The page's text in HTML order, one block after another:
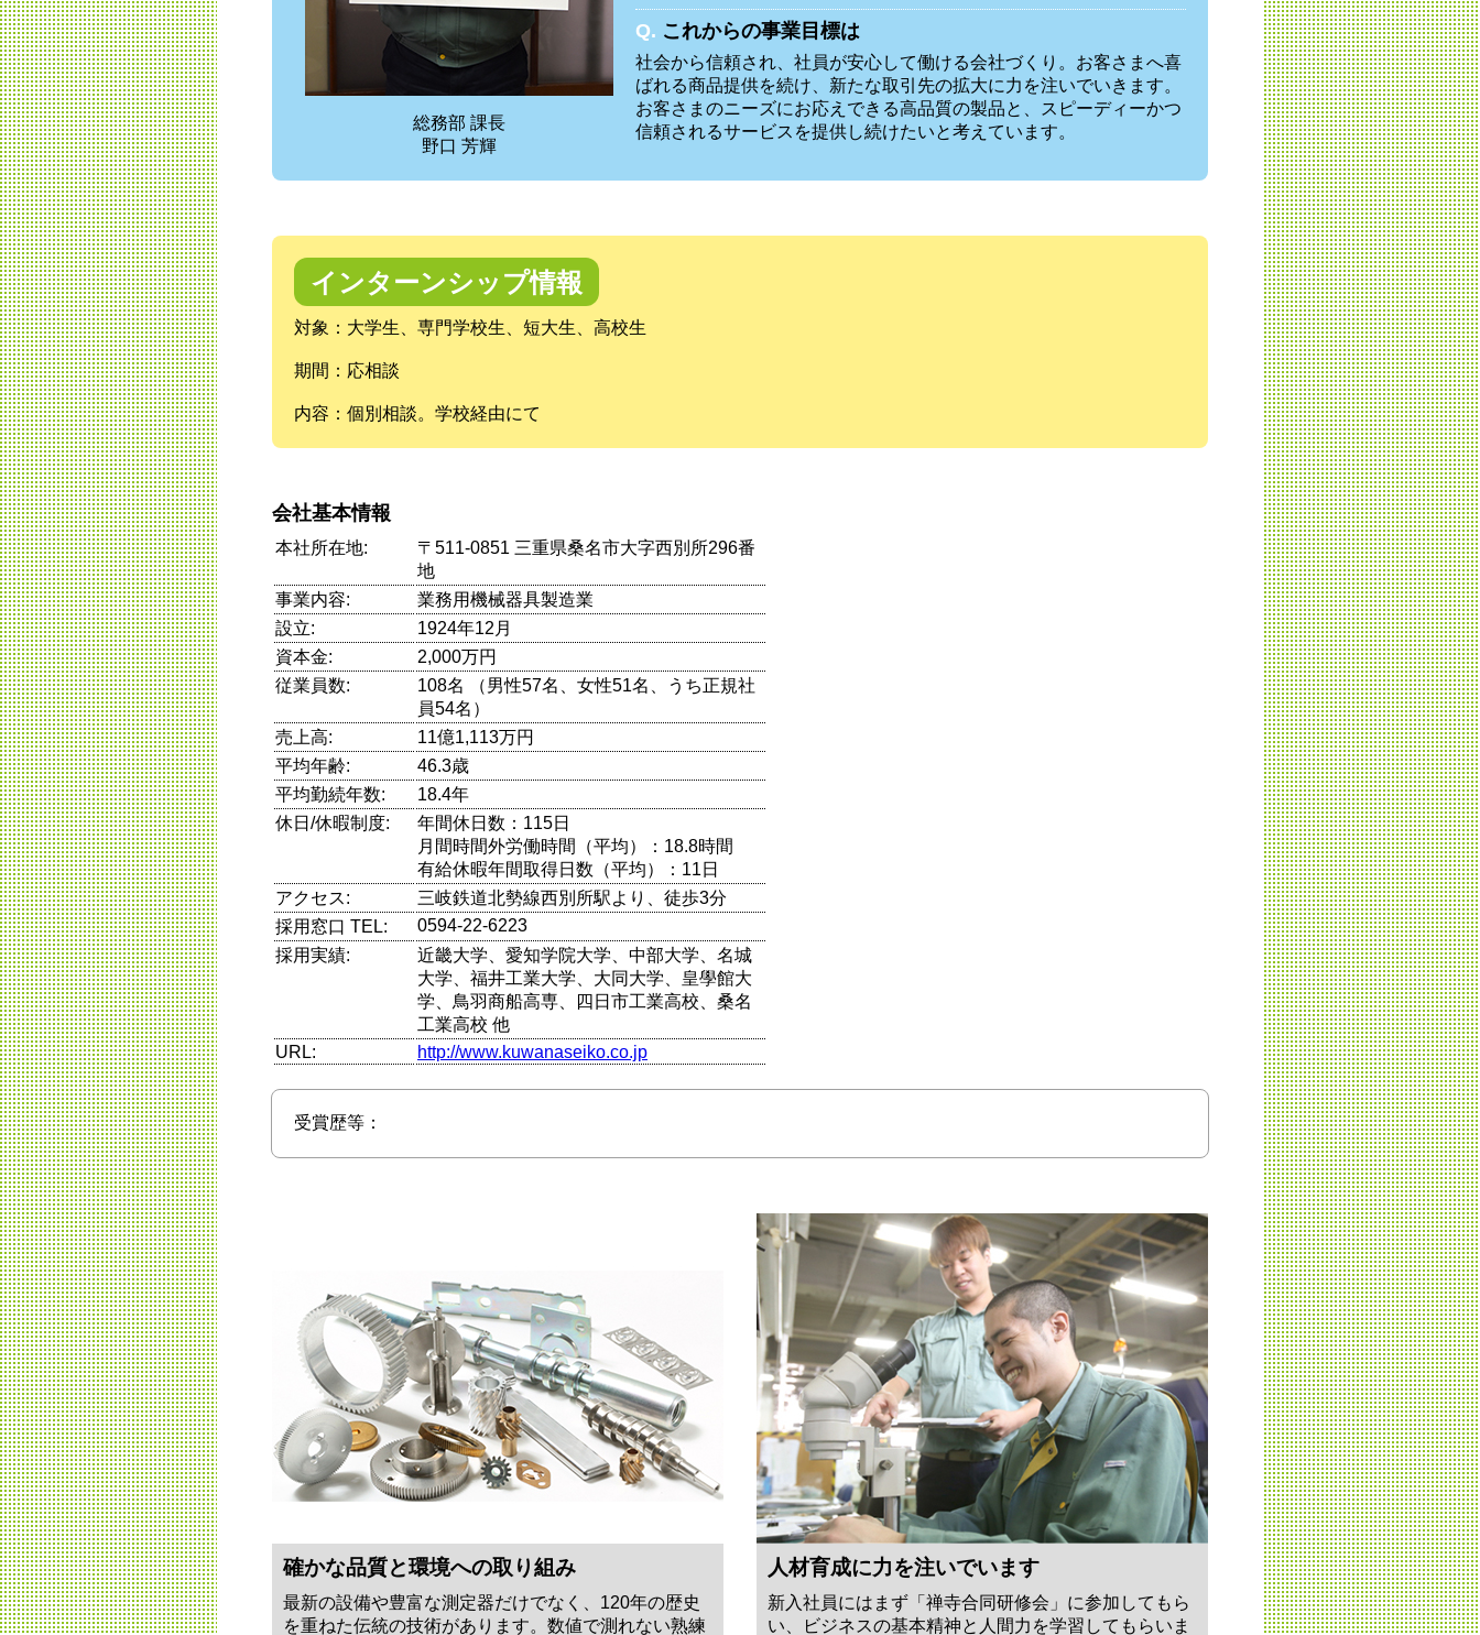
総務部 課長
野口 芳輝
Q. これからの事業目標は
社会から信頼され、社員が安心して働ける会社づくり。お客さまへ喜
ばれる商品提供を続け、新たな取引先の拡大に力を注いでいきます。
お客さまのニーズにお応えできる高品質の製品と、スピーディーかつ
信頼されるサービスを提供し続けたいと考えています。
インターンシップ情報
対象：大学生、専門学校生、短大生、高校生
期間：応相談
内容：個別相談。学校経由にて
会社基本情報
本社所在地:
〒511-0851 三重県桑名市大字西別所296番
地
事業内容:
業務用機械器具製造業
設立:
1924年12月
資本金:
2,000万円
従業員数:
108名 （男性57名、女性51名、うち正規社
員54名）
売上高:
11億1,113万円
平均年齢:
46.3歳
平均勤続年数:
18.4年
休日/休暇制度:
年間休日数：115日
月間時間外労働時間（平均）：18.8時間
有給休暇年間取得日数（平均）：11日
アクセス:
三岐鉄道北勢線西別所駅より、徒歩3分
採用窓口 TEL:
0594-22-6223
採用実績:
近畿大学、愛知学院大学、中部大学、名城
大学、福井工業大学、大同大学、皇學館大
学、鳥羽商船高専、四日市工業高校、桑名
工業高校 他
URL:
http://www.kuwanaseiko.co.jp
受賞歴等：
確かな品質と環境への取り組み
最新の設備や豊富な測定器だけでなく、120年の歴史
を重ねた伝統の技術があります。数値で測れない熟練
人材育成に力を注いでいます
新入社員にはまず「禅寺合同研修会」に参加してもら
い、ビジネスの基本精神と人間力を学習してもらいま